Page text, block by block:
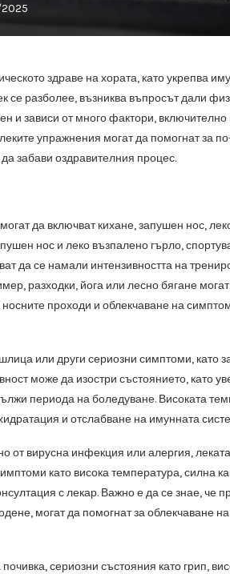
здраве на хората, като укрепва
се разболее, възниква въпросът дали
и зависи от много фактори,
упражнения могат да помогнат за
забави оздравителния процес.
да включват кихане, запушен нос,
нос и леко възпалено гърло,
да се намали интензивността на
разходки, йога или лесно бягане
проходи и облекчаване на
или други сериозни симптоми, като
може да изостри състоянието, като
периода на боледуване. Високата
и отслабване на имунната
вирусна инфекция или алергия,
като висока температура, силна
с лекар. Важно е да се знае, че
могат да помогнат за облекчаване
сериозни състояния като грип,